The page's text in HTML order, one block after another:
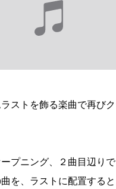
ストを飾る楽曲で再び
プニング、２曲目辺り
を、ラストに配置する